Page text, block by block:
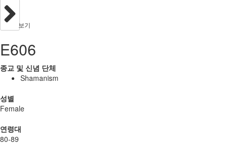
보기
E606
종교 및 신념 단체
Shamanism
성별
Female
연령대
80-89